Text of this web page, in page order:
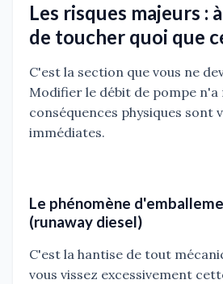
Les risques majeurs :
de toucher quoi que
C'est la section que vous ne
Modifier le débit de pompe n'a
conséquences physiques sont
immédiates.
Le phénomène
(runaway diesel)
C'est la hantise de tout
vous vissez excessivement